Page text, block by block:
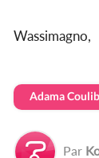
Wassimagno,
Adama
Par